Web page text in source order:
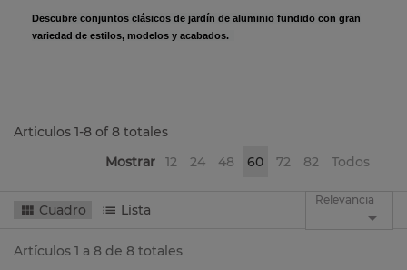
Descubre conjuntos clásicos de jardín de aluminio fundido con gran
variedad de estilos, modelos y acabados.
Articulos 1-8 of 8 totales
12
24 48 60 72 82 Todos
Mostrar
Cuadro Lista
Relevancia

Artículos 1 a 8 de 8 totales